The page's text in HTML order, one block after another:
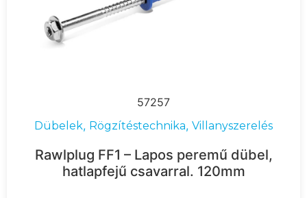
57257
Dübelek, Rögzítéstechnika, Villanyszerelés
Rawlplug FF1 – Lapos peremű dübel,
hatlapfejű csavarral. 120mm